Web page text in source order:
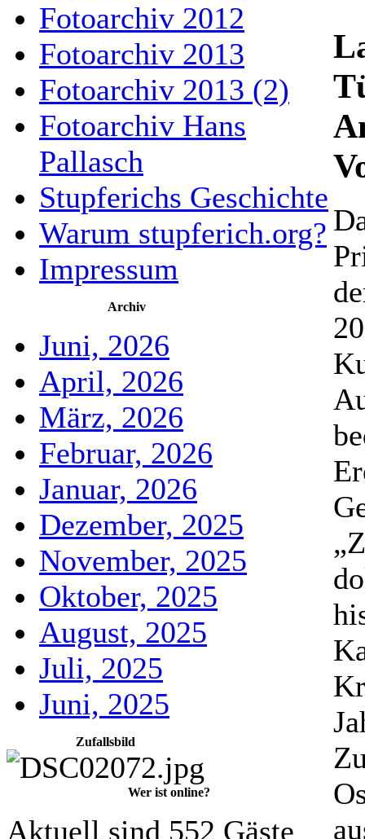
Fotoarchiv 2012
Fotoarchiv 2013
Fotoarchiv 2013 (2)
Fotoarchiv Hans
Pallasch
Stupferichs Geschichte
Warum stupferich.org?
Impressum
Archiv
Juni, 2026
April, 2026
März, 2026
Februar, 2026
Januar, 2026
Dezember, 2025
November, 2025
Oktober, 2025
August, 2025
Juli, 2025
Juni, 2025
Zufallsbild
Wer ist online?
Aktuell sind 552 Gäste